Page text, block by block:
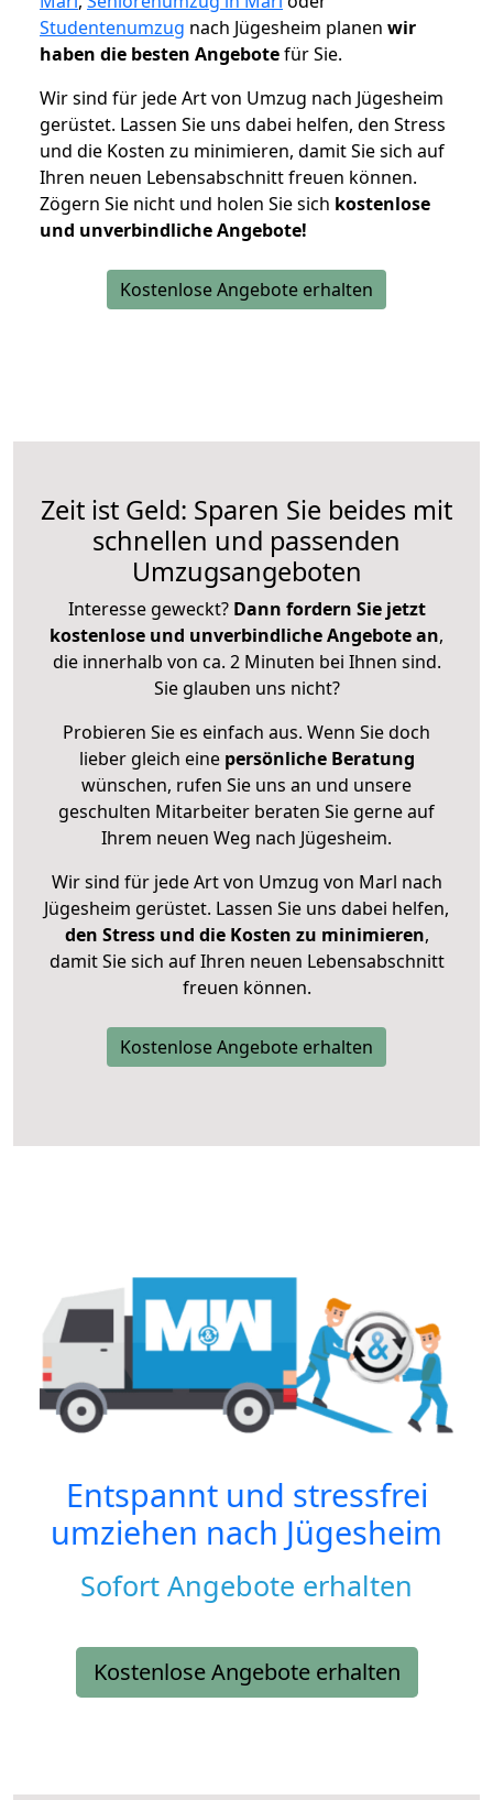
Studentenumzug nach Jügesheim planen wir
haben die besten Angebotefür Sie.
Wir sind für jede Art von Umzug nach Jügesheim
gerüstet. Lassen Sie uns dabei helfen, den Stress
und die Kosten zu minimieren, damit Sie sich auf
Ihren neuen Lebensabschnitt freuen können.
Zögern Sie nicht und holen Sie sich kostenlose
und unverbindliche Angebote!
Kostenlose Angebote erhalten
Zeit ist Geld: Sparen Sie beides mit
schnellen und passenden
Umzugsangeboten
Interesse geweckt? Dann fordern Sie jetzt
kostenlose und unverbindliche Angebote an,
die innerhalb von ca. 2 Minuten bei Ihnen sind.
Sie glauben uns nicht?
Probieren Sie es einfach aus. Wenn Sie doch
lieber gleich eine persönliche Beratung
wünschen, rufen Sie uns an und unsere
geschulten Mitarbeiter beraten Sie gerne auf
Ihrem neuen Weg nach Jügesheim.
Wir sind für jede Art von Umzug von Marl nach
Jügesheim gerüstet. Lassen Sie uns dabei helfen,
den Stress und die Kosten zu minimieren,
damit Sie sich auf Ihren neuen Lebensabschnitt
freuen können.
Kostenlose Angebote erhalten
Entspannt und stressfrei
umziehen nach Jügesheim
Sofort Angebote erhalten
Kostenlose Angebote erhalten